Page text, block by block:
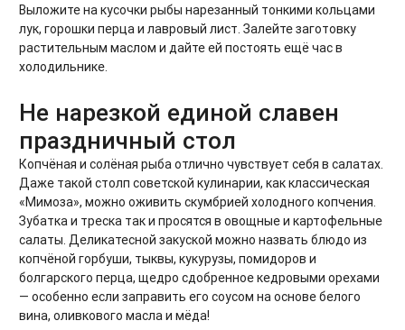
Выложите на кусочки рыбы нарезанный тонкими кольцами
лук, горошки перца и лавровый лист. Залейте заготовку
растительным маслом и дайте ей постоять ещё час в
холодильнике.
Не нарезкой единой славен
праздничный стол
Копчёная и солёная рыба отлично чувствует себя в салатах.
Даже такой столп советской кулинарии, как классическая
«Мимоза», можно оживить скумбрией холодного копчения.
Зубатка и треска так и просятся в овощные и картофельные
салаты. Деликатесной закуской можно назвать блюдо из
копчёной горбуши, тыквы, кукурузы, помидоров и
болгарского перца, щедро сдобренное кедровыми орехами
— особенно если заправить его соусом на основе белого
вина, оливкового масла и мёда!